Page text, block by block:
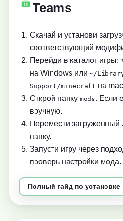
Teams
Скачай и установи
соответствующий
Перейди в каталог игры:
на Windows или ~/
Support/minecraft на
Открой папку mods. Если
вручную.
Перемести загруженный
папку.
Запусти игру через
проверь настройки мода.
Полный гайд по установке